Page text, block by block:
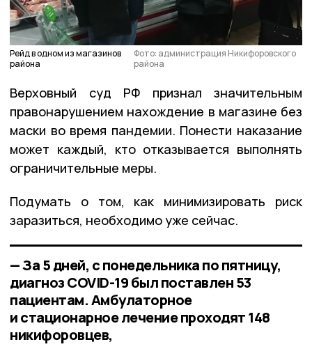
Рейд в одном из магазинов
района
Фото: администрация Никифоровского
района
Верховный суд РФ признал значительным
правонарушением нахождение в магазине без
маски во время пандемии. Понести наказание
может каждый, кто отказывается выполнять
ограничительные меры.
Подумать о том, как минимизировать риск
заразиться, необходимо уже сейчас.
— За 5 дней, с понедельника по пятницу,
диагноз COVID-19 был поставлен 53
пациентам. Амбулаторное
и стационарное лечение проходят 148
никифоровцев,